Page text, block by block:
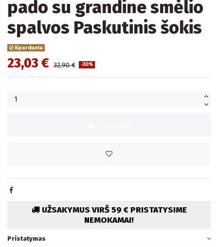
pado su grandine smėlio
spalvos Paskutinis šokis
Išparduota
23,03 € 32,90 € -30%
UŽSAKYMUS VIRŠ 59 € PRISTATYSIME
NEMOKAMAI!
Pristatymas